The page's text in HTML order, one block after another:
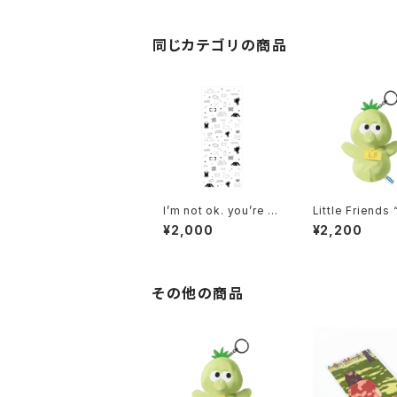
同じカテゴリの商品
I’m not ok. you’re n
ot ok. and that’s ok.
Tenugui
¥2,000
Little Friends
stuffed
¥2,200
その他の商品